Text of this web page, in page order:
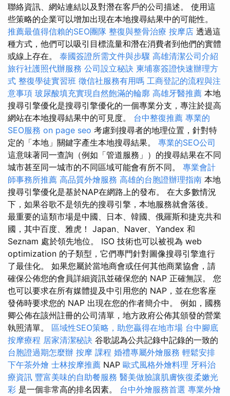
聯絡資訊、網站連結以及對潛在客戶的公司描述。 使用這
些策略的企業可以增加出現在本地搜尋結果中的可能性。
推薦最值得信賴的SEO團隊 整復與整骨治療 按摩店 透過這
種方式，他們可以吸引目標流量和潛在消費者到他們的實體
或線上存在。 泰國簽證所需文件與步驟 高雄清潔公司介紹
旅行社護照代辦服務 公司設立秘訣 柬埔寨簽證快速辦理方
式 整復學徒實習班 徵信社服務有用嗎 工商登記的流程與注
意事項 玻尿酸填充實現自然飽滿的輪廓 高雄牙醫推薦 本地
搜尋引擎優化是搜尋引擎優化的一個專業分支，專注於提高
網站在本地搜尋結果中的可見度。 台中整復推薦 專業的
SEO服務 on page seo 考慮到搜尋者的地理位置，針對特
定的「本地」關鍵字產生本地搜尋結果。 專業的SEO公司
這意味著同一查詢（例如「管道服務」）的搜尋結果在不同
城市甚至同一城市的不同區域可能會有所不同。 專業會計
師事務所推薦 高品質外燴服務 高雄的台胞證辦理指南 本地
搜尋引擎優化是基於NAP在網路上的發布。 在大多數情況
下，如果谷歌不是領先的搜尋引擎，本地服務就會落後。
最重要的這類市場是中國、日本、韓國、俄羅斯和捷克共和
國，其中百度、雅虎！ Japan、Naver、Yandex 和
Seznam 處於領先地位。 ISO 技術也可以被視為 web
optimization 的子類型，它們專門針對圖像搜尋引擎進行
了最佳化。 如果您屬於當地商會或任何其他商業協會，請
確保公佈您的會員詳細資訊並確保您的 NAP 正確無誤。 您
也可以要求在所有媒體提及中引用您的 NAP，並在您客座
發佈時要求您的 NAP 出現在您的作者簡介中。 例如，國務
卿公佈在該州註冊的公司清單，地方政府公佈其頒發的營業
執照清單。 區域性SEO策略，助您贏得在地市場 台中腳底
按摩療程 居家清潔秘訣 谷歌認為公共記錄中記錄的一致的
台胞證過期怎麼辦 按摩 課程 婚禮專屬外燴服務 輕鬆安排
下午茶外燴 士林按摩推薦 NAP 歐式風格外燴料理 牙科治
療資訊 豐富美味的自助餐服務 醫美做臉讓肌膚恢復柔嫩光
彩 是一個非常高的排名因素。 台中外燴服務首選 專業外燴